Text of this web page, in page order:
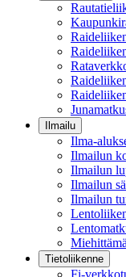
Ilmailu
Ilma-
Ilmailun
Ilmailun
Ilmailun
Ilmailun
Tietoliikenne
Fi-